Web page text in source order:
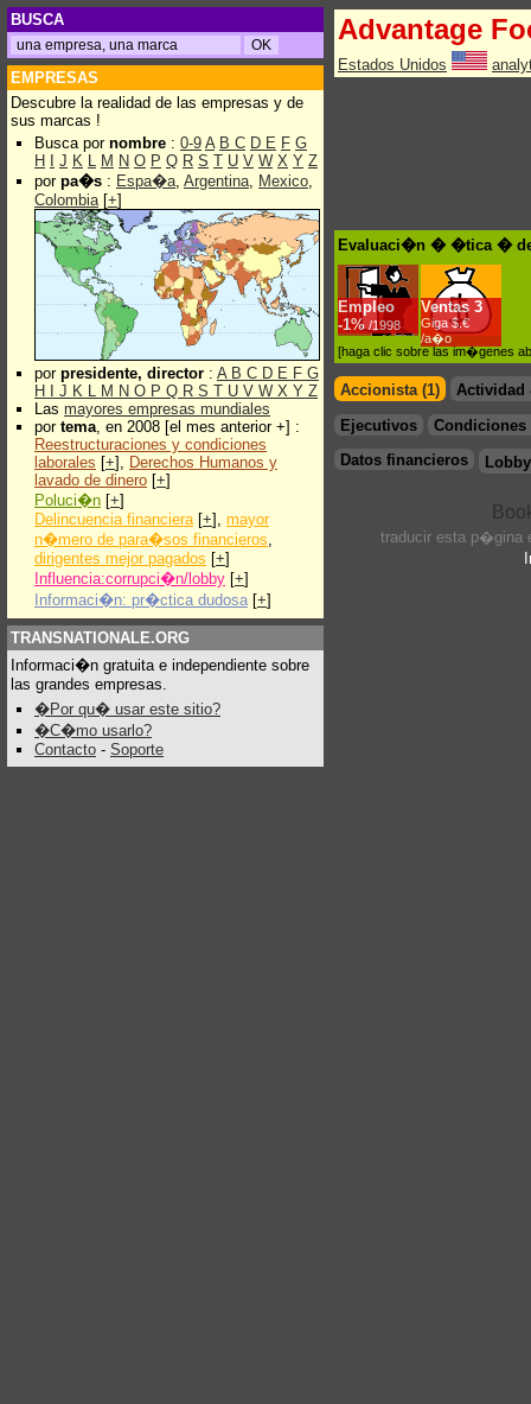
BUSCA
EMPRESAS
Descubre la realidad de las empresas y de
sus marcas !
Busca por nombre : 0-9 A B C D E F G
H
J K L M N O P Q R S T U V W X Y Z
por pa�s : Espa�a, Argentina, Mexico,
Colombia[+]
por presidente, director : A B C D E F G
H
J K L M N O P Q R S T U V W X Y Z
Las mayores empresas mundiales
por tema, en 2008 [el mes anterior +] :
Reestructuraciones y condiciones
laborales [+], Derechos Humanos y
lavado de dinero [+]
Poluci�n [+]
Delincuencia financiera[+], mayor
n�mero de para�sos financieros,
dirigentes mejor pagados [+]
Influencia:corrupci�n/lobby [+]
Informaci�n: pr�ctica dudosa [+]
TRANSNATIONALE.ORG
Informaci�n gratuita e independiente sobre
las grandes empresas.
�Por qu� usar este sitio?
�C�mo usarlo?
Contacto - Soporte
Advantage
Estados Unidos
Evaluaci�n � �tica � de
Empleo
-1% /1998
Ventas 3
Giga $.€
/a�o
[haga clic sobre las im�genes
Accionista (1)
Actividad
Ejecutivos
Condiciones
Datos financieros
traducir esta p�gina